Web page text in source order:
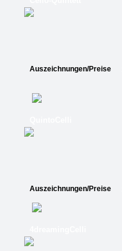
Auszeichnungen/Preise
Auszeichnungen/Preise